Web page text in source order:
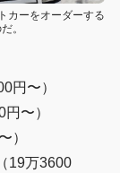
カーをオーダーする
。
円〜）
〜）
）
19万3600